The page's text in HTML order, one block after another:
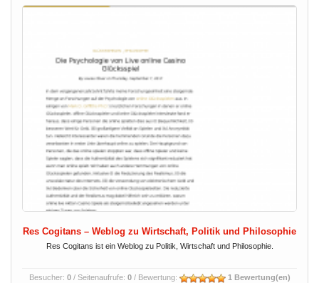
Res Cogitans – Weblog zu Wirtschaft, Politik und Philosophie
Res Cogitans ist ein Weblog zu Politik, Wirtschaft und Philosophie.
Besucher: 0/ Seitenaufrufe: 0/ Bewertung: 1 Bewertung(en)